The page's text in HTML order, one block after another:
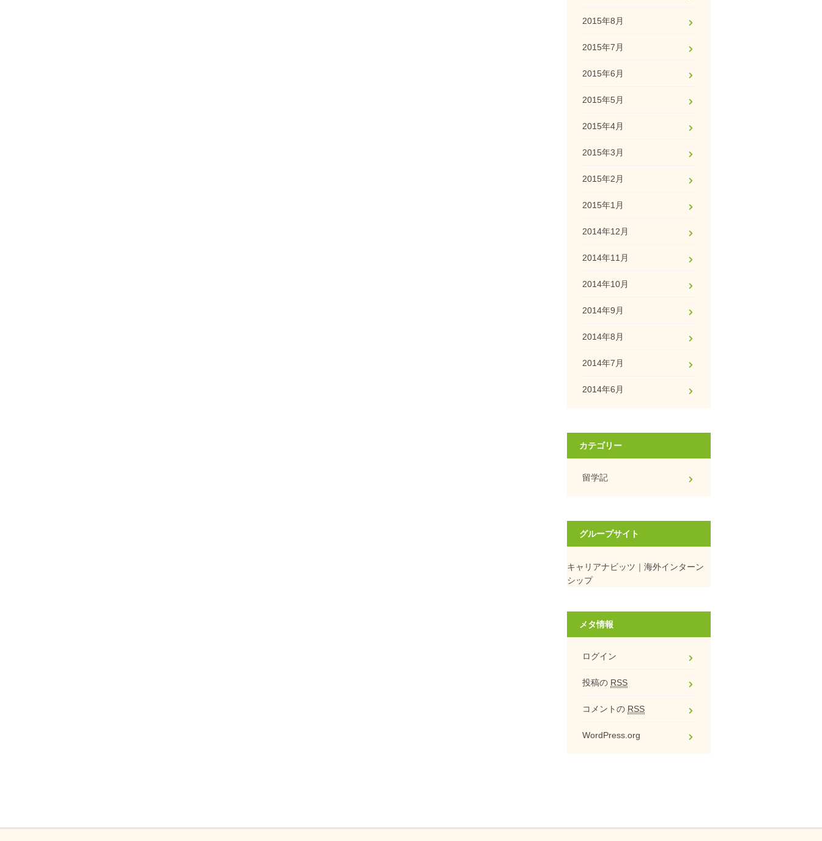
2015年8月
2015年7月
2015年6月
2015年5月
2015年4月
2015年3月
2015年2月
2015年1月
2014年12月
2014年11月
2014年10月
2014年9月
2014年8月
2014年7月
2014年6月
カテゴリー
留学記
グループサイト
キャリアナビッツ｜海外インターン
シップ
メタ情報
ログイン
投稿の RSS
コメントの RSS
WordPress.org